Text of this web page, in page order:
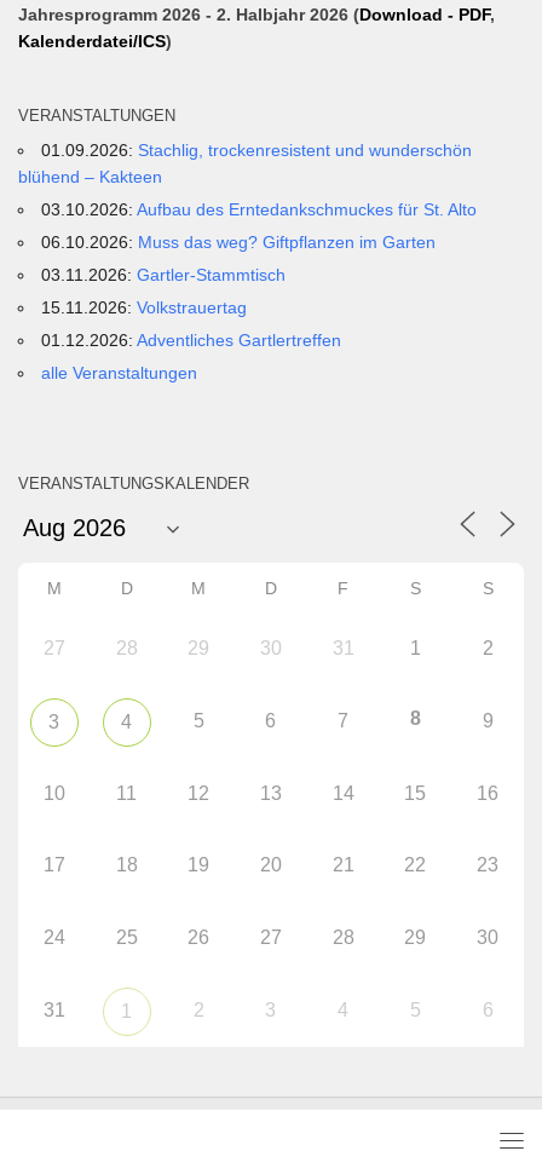
Jahresprogramm 2026 - 2. Halbjahr 2026 (Download - PDF,
Kalenderdatei/ICS)
VERANSTALTUNGEN
01.09.2026: Stachlig, trockenresistent und wunderschön
blühend – Kakteen
03.10.2026:Aufbau des Erntedankschmuckes für St. Alto
06.10.2026: Muss das weg? Giftpflanzen im Garten
03.11.2026:Gartler-Stammtisch
15.11.2026:Volkstrauertag
01.12.2026:Adventliches Gartlertreffen
alle Veranstaltungen
VERANSTALTUNGSKALENDER
M D M D F S S
27 28 29 30 31 1 2
3 4 5 6 7 8 9
10 11 12 13 14 15 16
17 18 19 20 21 22 23
24 25 26 27 28 29 30
31 1 2 3 4 5 6